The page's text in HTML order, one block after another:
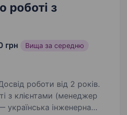
роботі з
грн Вища за середню
роботи від 2 років.
з клієнтами (менеджер
українська інженерна